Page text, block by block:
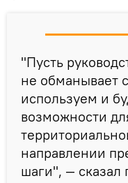
"Пусть
не обманывает
используем и
возможности
направлении
шаги", — сказал